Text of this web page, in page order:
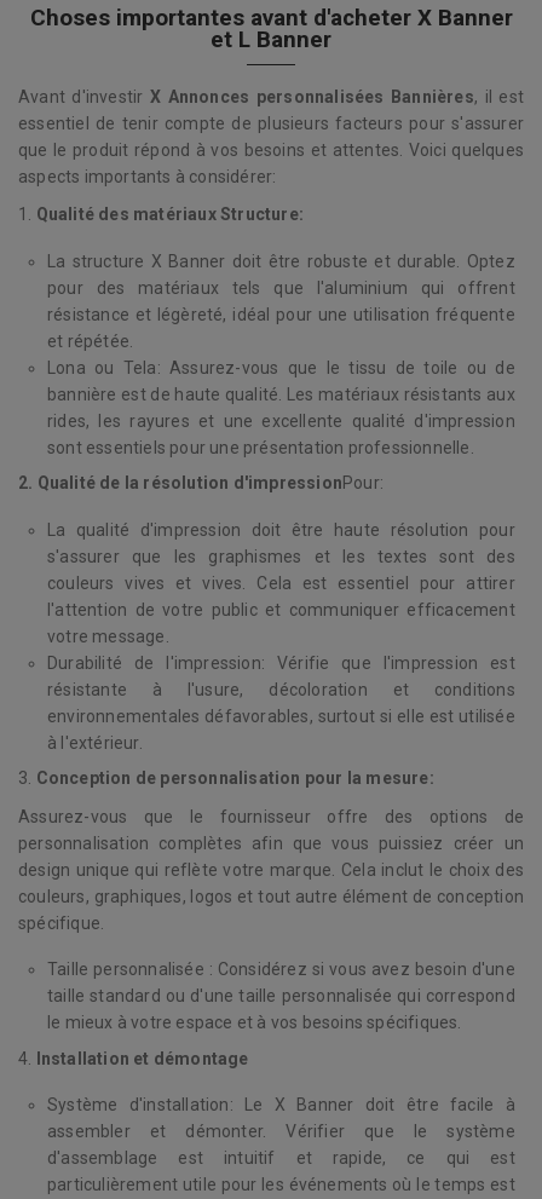
Choses importantes avant d'acheter X Banner
et L Banner
Avant d'investir X Annonces personnalisées Bannières, il est
essentiel de tenir compte de plusieurs facteurs pour s'assurer
que le produit répond à vos besoins et attentes. Voici quelques
aspects importants à considérer:
1. Qualité des matériaux Structure:
La structure X Banner doit être robuste et durable. Optez
pour des matériaux tels que l'aluminium qui offrent
résistance et légèreté, idéal pour une utilisation fréquente
et répétée.
Lona ou Tela: Assurez-vous que le tissu de toile ou de
bannière est de haute qualité. Les matériaux résistants aux
rides, les rayures et une excellente qualité d'impression
sont essentiels pour une présentation professionnelle.
2. Qualité de la résolution d'impressionPour:
La qualité d'impression doit être haute résolution pour
s'assurer que les graphismes et les textes sont des
couleurs vives et vives. Cela est essentiel pour attirer
l'attention de votre public et communiquer efficacement
votre message.
Durabilité de l'impression: Vérifie que l'impression est
résistante à l'usure, décoloration et conditions
environnementales défavorables, surtout si elle est utilisée
à l'extérieur.
3. Conception de personnalisation pour la mesure:
Assurez-vous que le fournisseur offre des options de
personnalisation complètes afin que vous puissiez créer un
design unique qui reflète votre marque. Cela inclut le choix des
couleurs, graphiques, logos et tout autre élément de conception
spécifique.
Taille personnalisée : Considérez si vous avez besoin d'une
taille standard ou d'une taille personnalisée qui correspond
le mieux à votre espace et à vos besoins spécifiques.
4. Installation et démontage
Système d'installation: Le X Banner doit être facile à
assembler et démonter. Vérifier que le système
d'assemblage est intuitif et rapide, ce qui est
particulièrement utile pour les événements où le temps est